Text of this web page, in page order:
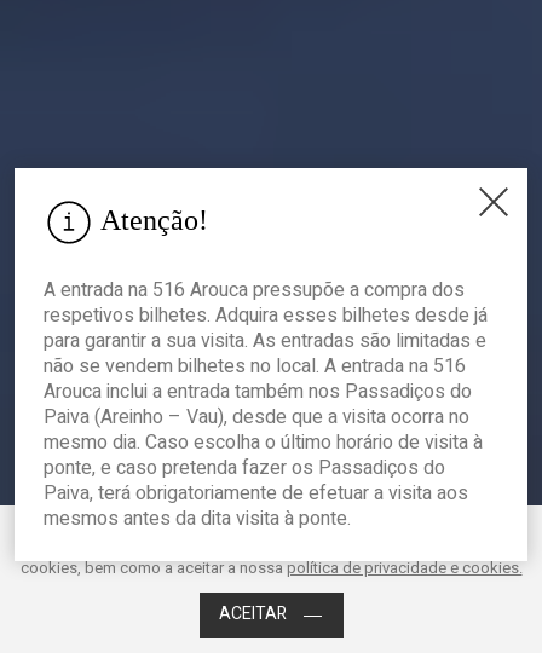
Acessibilidade
Este website utiliza cookies para melhorar o desempenho e a experiência
cookies, bem como a aceitar a nossapolítica de privacidade e cookies.
ACEITAR
Atenção!
A entrada na 516 Arouca pressupõe a compra dos
respetivos bilhetes. Adquira esses bilhetes desde já
para garantir a sua visita. As entradas são limitadas e
não se vendem bilhetes no local. A entrada na 516
Arouca inclui a entrada também nos Passadiços do
Paiva (Areinho – Vau), desde que a visita ocorra no
mesmo dia. Caso escolha o último horário de visita à
ponte, e caso pretenda fazer os Passadiços do
Paiva, terá obrigatoriamente de efetuar a visita aos
mesmos antes da dita visita à ponte.
Mais informação